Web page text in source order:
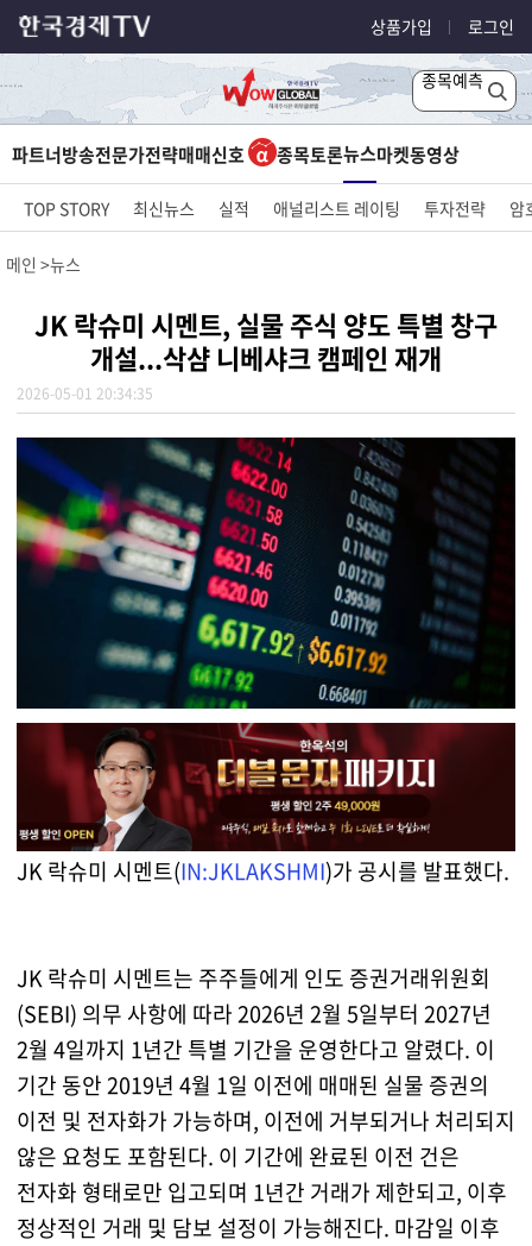
상품가입 로그인
종목예측
파트너방송전문가전략매매신호 종목토론뉴스마켓동영상
TOP STORY 최신뉴스 실적 애널리스트 레이팅 투자전략 암
메인 뉴스
JK 락슈미 시멘트, 실물 주식 양도 특별 창구
개설...삭샴 니베샤크 캠페인 재개
2026-05-01 20:34:35
JK 락슈미 시멘트(IN:JKLAKSHMI)가 공시를 발표했다.
JK 락슈미 시멘트는 주주들에게 인도 증권거래위원회
(SEBI) 의무 사항에 따라 2026년 2월 5일부터 2027년
2월 4일까지 1년간 특별 기간을 운영한다고 알렸다. 이
기간 동안 2019년 4월 1일 이전에 매매된 실물 증권의
이전 및 전자화가 가능하며, 이전에 거부되거나 처리되지
않은 요청도 포함된다. 이 기간에 완료된 이전 건은
전자화 형태로만 입고되며 1년간 거래가 제한되고, 이후
정상적인 거래 및 담보 설정이 가능해진다. 마감일 이후